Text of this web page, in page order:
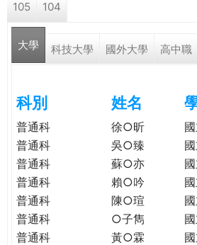
格。
r
e
e
r
e
105 104
大學 科技大學 國外大學 高中職
科別 姓名
普通科 徐○昕
普通科
吳○臻
普通科
蘇○亦
普通科
賴○吟
普通科
陳○瑄
普通科
○子雋
普通科
黃○霖